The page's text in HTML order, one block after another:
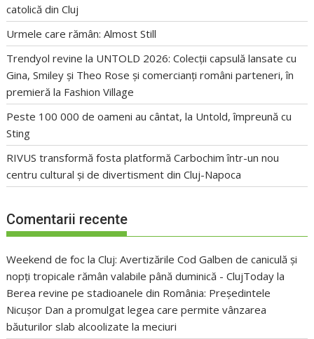
catolică din Cluj
Urmele care rămân: Almost Still
Trendyol revine la UNTOLD 2026: Colecții capsulă lansate cu
Gina, Smiley și Theo Rose și comercianți români parteneri, în
premieră la Fashion Village
Peste 100 000 de oameni au cântat, la Untold, împreună cu
Sting
RIVUS transformă fosta platformă Carbochim într-un nou
centru cultural și de divertisment din Cluj-Napoca
Comentarii recente
Weekend de foc la Cluj: Avertizările Cod Galben de caniculă și
nopți tropicale rămân valabile până duminică - ClujToday la
Berea revine pe stadioanele din România: Președintele
Nicușor Dan a promulgat legea care permite vânzarea
băuturilor slab alcoolizate la meciuri